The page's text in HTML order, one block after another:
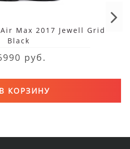
Max 2017 Jewell Grid
Black
руб.
В КОРЗИНУ